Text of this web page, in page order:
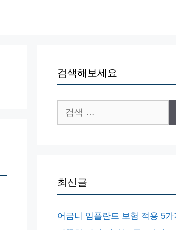
검색해보세요
색:
최신글
어금니 임플란트 보험 적용 5가